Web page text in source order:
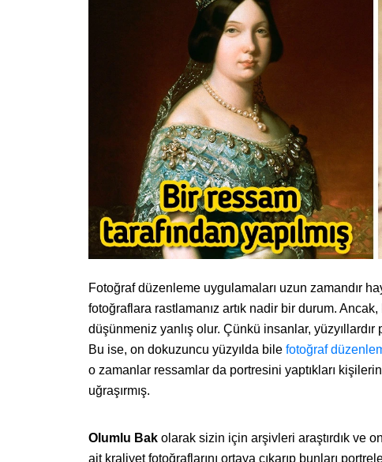
Fotoğraf düzenleme uygulamaları uzun zamandır
fotoğraflara rastlamanız artık nadir bir durum.
düşünmeniz yanlış olur. Çünkü insanlar,
Bu ise, on dokuzuncu yüzyılda bile fotoğraf
o zamanlar ressamlar da portresini yaptıkları
uğraşırmış.
Olumlu Bak olarak sizin için arşivleri araştırdık ve
ait kraliyet fotoğraflarını ortaya çıkarıp bunları